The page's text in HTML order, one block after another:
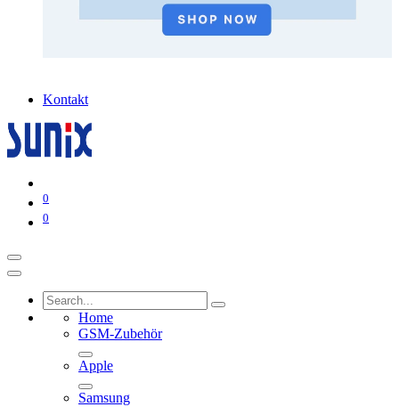
Kontakt
0
0
Home
GSM-Zubehör
Apple
Samsung